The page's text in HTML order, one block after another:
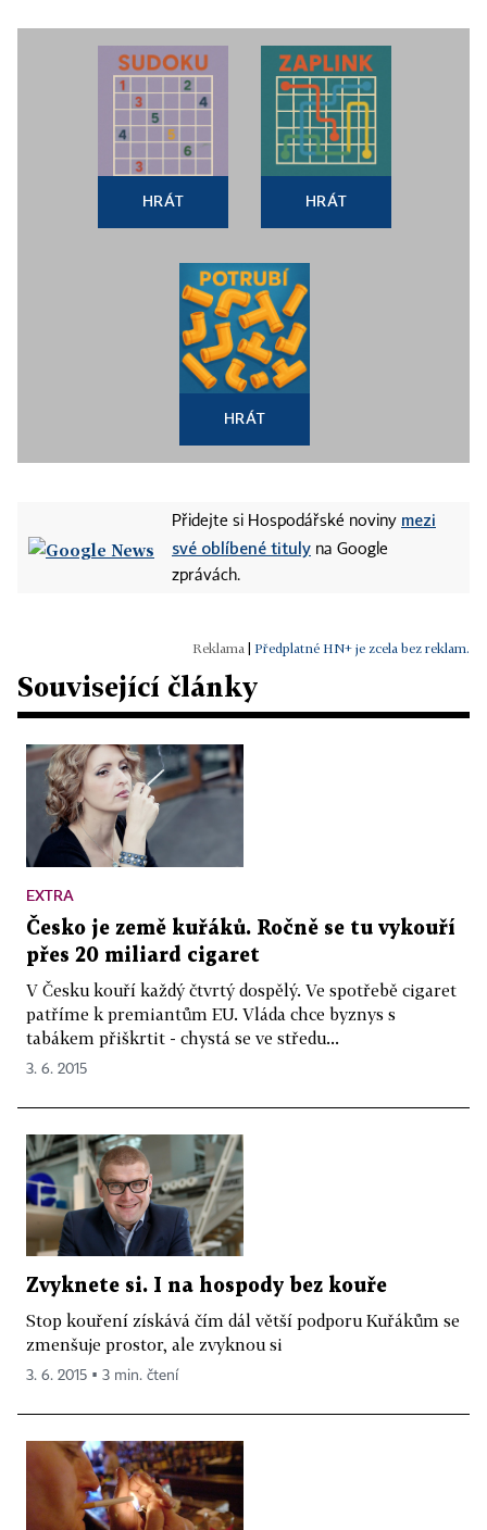
HRÁT HRÁT
HRÁT
Přidejte si Hospodářské noviny mezi
své oblíbené tituly na Google
zprávách.
Předplatné HN+ je zcela bez reklam.
Související články
EXTRA
Česko je země kuřáků. Ročně se tu vykouří
přes 20 miliard cigaret
V Česku kouří každý čtvrtý dospělý. Ve spotřebě cigaret
patříme k premiantům EU. Vláda chce byznys s
tabákem přiškrtit - chystá se ve středu...
3. 6. 2015
Zvyknete si. I na hospody bez kouře
Stop kouření získává čím dál větší podporu Kuřákům se
zmenšuje prostor, ale zvyknou si
3. 6. 2015 ▪ 3 min. čtení